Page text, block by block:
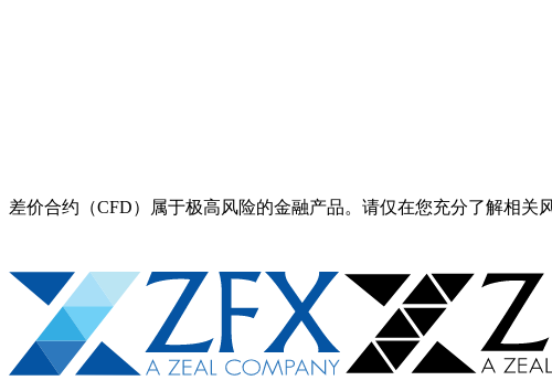
差价合约（CFD）属于极高风险的金融产品。请仅在您充分了解相关